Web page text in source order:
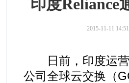
印度Reliance
2015-11-11
日前，印度运营
公司全球云交换（